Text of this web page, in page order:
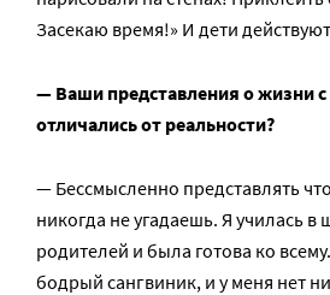
Засекаю время!» И дети
— Ваши представления о жизни
отличались от реальности?
— Бессмысленно представлять
никогда не угадаешь. Я училась
родителей и была готова ко
бодрый сангвиник, и у меня нет